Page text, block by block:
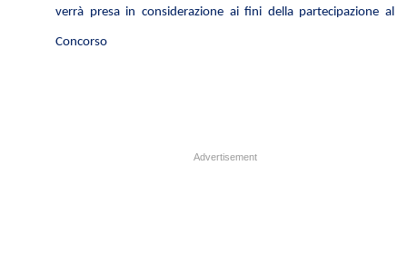
verrà presa in considerazione ai fini della partecipazione al
Concorso